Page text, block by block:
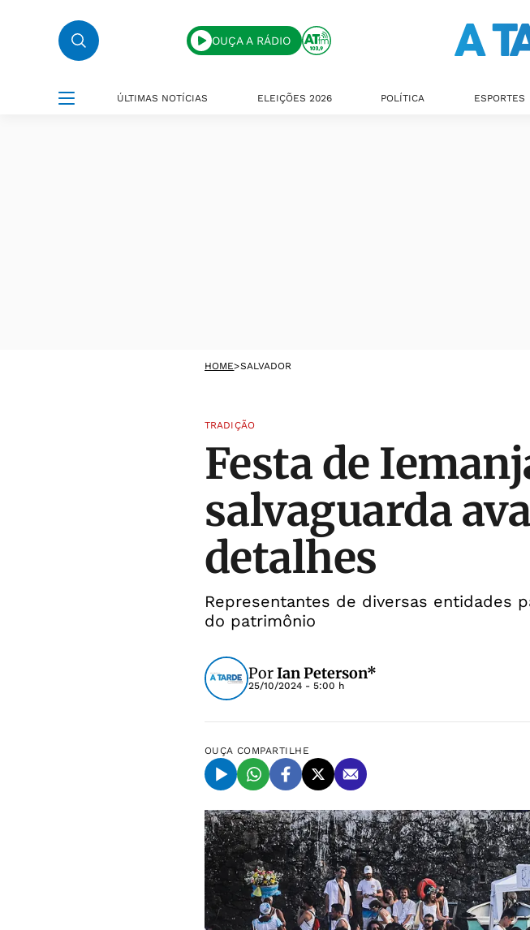
OUÇA A RÁDIO
ÚLTIMAS NOTÍCIAS ELEIÇÕES 2026 POLÍTICA ESPORTES
HOME>SALVADOR
TRADIÇÃO
Festa de
salvaguarda
detalhes
Representantes de diversas entidades
do patrimônio
PorIan Peterson*
25/10/2024 - 5:00 h
OUÇA COMPARTILHE